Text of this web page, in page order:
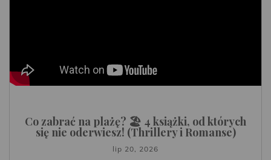
Co zabrać na plażę? 🏖️ 4 książki, od których
się nie oderwiesz! (Thrillery i Romanse)
lip 20, 2026